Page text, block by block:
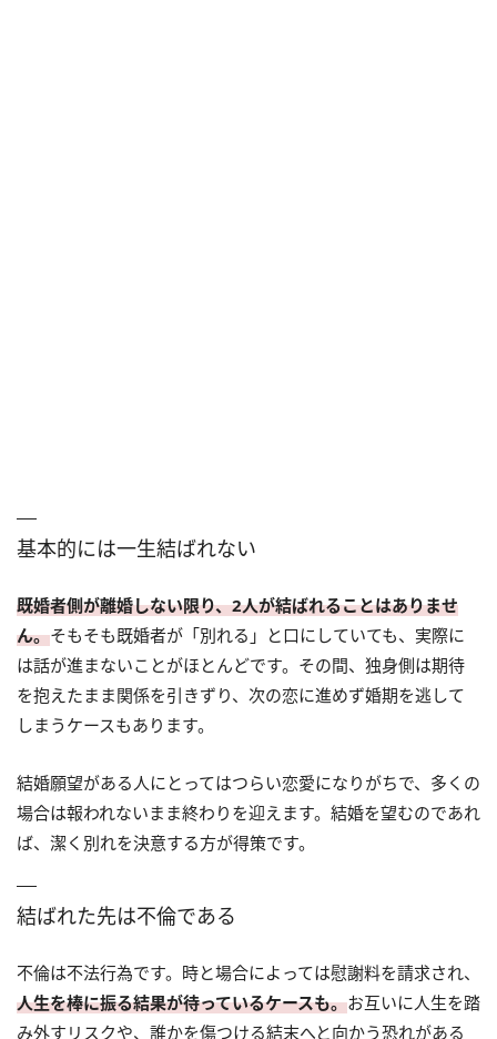
基本的には一生結ばれない
既婚者側が離婚しない限り、2人が結ばれることはありませ
ん。そもそも既婚者が「別れる」と口にしていても、実際に
は話が進まないことがほとんどです。その間、独身側は期待
を抱えたまま関係を引きずり、次の恋に進めず婚期を逃して
しまうケースもあります。
結婚願望がある人にとってはつらい恋愛になりがちで、多くの
場合は報われないまま終わりを迎えます。結婚を望むのであれ
ば、潔く別れを決意する方が得策です。
結ばれた先は不倫である
不倫は不法行為です。時と場合によっては慰謝料を請求され、
人生を棒に振る結果が待っているケースも。お互いに人生を踏
み外すリスクや、誰かを傷つける結末へと向かう恐れがある